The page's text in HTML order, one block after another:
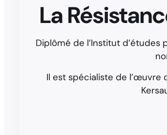
La
Diplômé de l’Institut
Il est spécialiste de l’œuvre